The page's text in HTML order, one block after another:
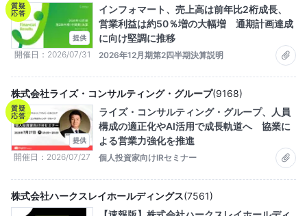
質疑
応答
提供
開催日 2026/07/31
インフォマート、売上高は前年比2桁成長、
営業利益は約50％増の大幅増 通期計画達成
に向け堅調に推移
2026年12月期第2四半期決算説明
質疑
応答
提供
開催日 2026/07/27
株式会社ライズ・コンサルティング・グループ(9168)
ライズ・コンサルティング・グループ、人員
構成の適正化やAI活用で成長軌道へ 協業に
よる営業力強化を推進
個人投資家向けIRセミナー
株式会社ハークスレイホールディングス(7561)